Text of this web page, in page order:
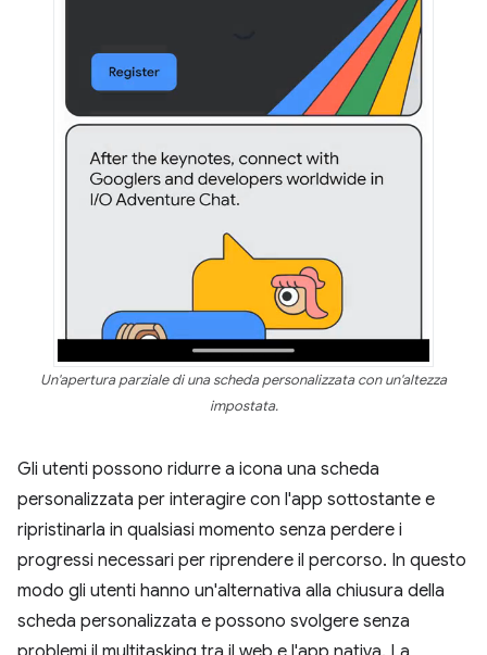
Un'apertura parziale di una scheda personalizzata con un'altezza
impostata.
Gli utenti possono ridurre a icona una scheda
personalizzata per interagire con l'app sottostante e
ripristinarla in qualsiasi momento senza perdere i
progressi necessari per riprendere il percorso. In questo
modo gli utenti hanno un'alternativa alla chiusura della
scheda personalizzata e possono svolgere senza